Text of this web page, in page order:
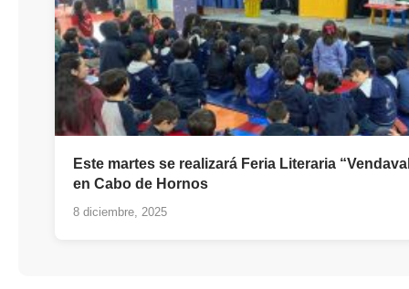
Este martes se realizará Feria Literaria
en Cabo de Hornos
8 diciembre, 2025